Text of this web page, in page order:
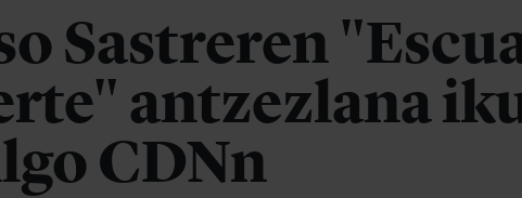
Sastreren
antzezlana
CDNn